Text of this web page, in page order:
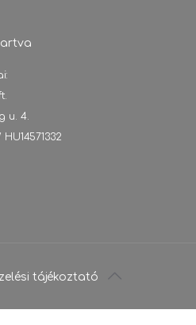
u. 4.
tájékoztató